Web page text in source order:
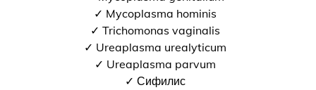
✓ Mycoplasma hominis
✓ Trichomonas vaginalis
✓ Ureaplasma urealyticum
✓ Ureaplasma parvum
✓ Сифилис